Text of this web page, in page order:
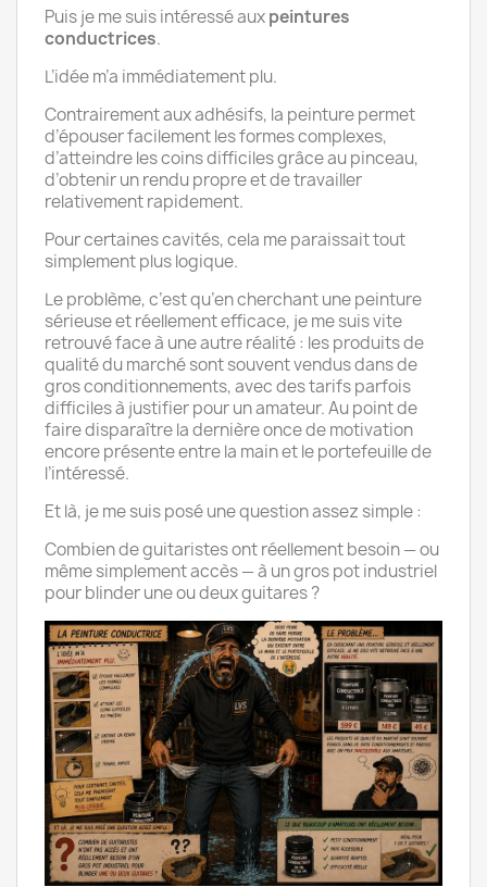
Puis je me suis intéressé auxpeintures
conductrices.
L’idée m’a immédiatement plu.
Contrairement aux adhésifs, la peinture permet
d’épouser facilement les formes complexes,
d’atteindre les coins difficiles grâce au pinceau,
d’obtenir un rendu propre et de travailler
relativement rapidement.
Pour certaines cavités, cela me paraissait tout
simplement plus logique.
Le problème, c’est qu’en cherchant une peinture
sérieuse et réellement efficace, je me suis vite
retrouvé face à une autre réalité : les produits de
qualité du marché sont souvent vendus dans de
gros conditionnements, avec des tarifs parfois
difficiles à justifier pour un amateur. Au point de
faire disparaître la dernière once de motivation
encore présente entre la main et le portefeuille de
l’intéressé.
Et là, je me suis posé une question assez simple :
Combien de guitaristes ont réellement besoin — ou
même simplement accès — à un gros pot industriel
pour blinder une ou deux guitares ?